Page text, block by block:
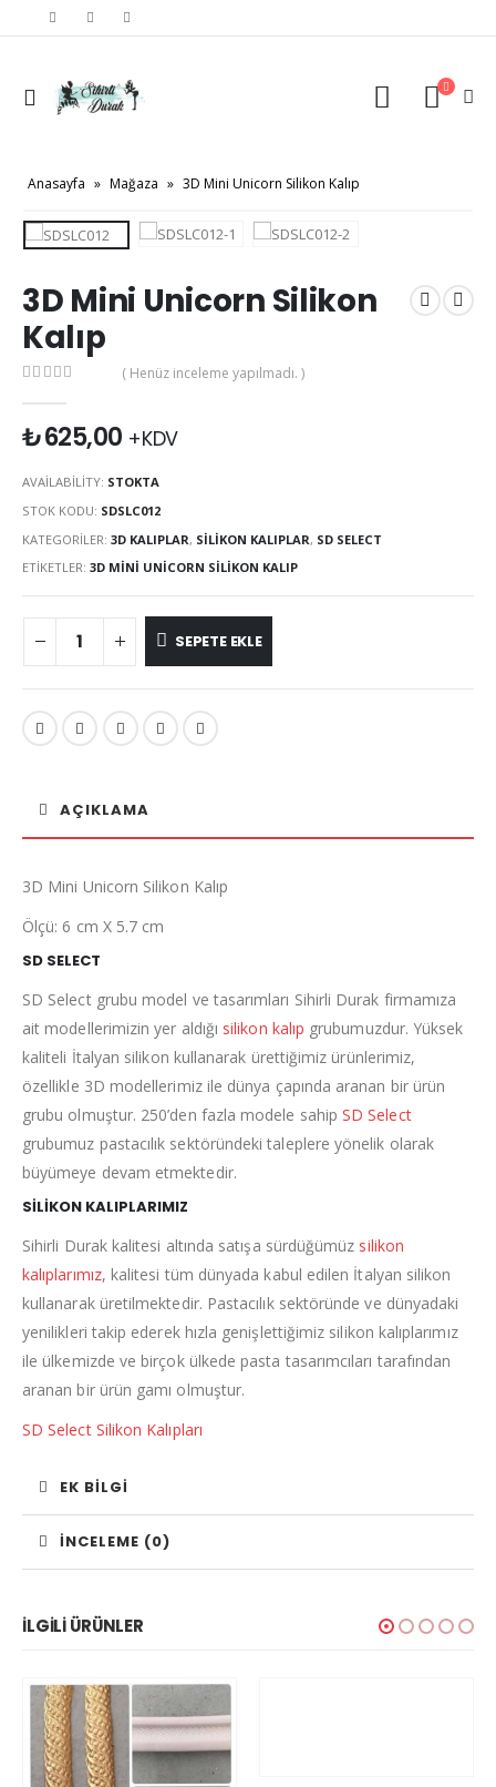
Anasayfa » Mağaza » 3D Mini Unicorn Silikon Kalıp
3D Mini Unicorn Silikon
Kalıp
( Henüz inceleme yapılmadı. )
₺625,00 +KDV
AVAILABILITY: STOKTA
STOK KODU: SDSLC012
KATEGORILER: 3D KALIPLAR, SILIKON KALIPLAR, SD SELECT
ETIKETLER: 3D MINI UNICORN SILIKON KALIP
SEPETE EKLE
AÇIKLAMA
3D Mini Unicorn Silikon Kalıp
Ölçü: 6 cm X 5.7 cm
SD SELECT
SD Select grubu model ve tasarımları Sihirli Durak firmamıza
ait modellerimizin yer aldığı silikon kalıp grubumuzdur. Yüksek
kaliteli İtalyan silikon kullanarak ürettiğimiz ürünlerimiz,
özellikle 3D modellerimiz ile dünya çapında aranan bir ürün
grubu olmuştur. 250’den fazla modele sahipSD Select
grubumuz pastacılık sektöründeki taleplere yönelik olarak
büyümeye devam etmektedir.
SİLİKON KALIPLARIMIZ
Sihirli Durak kalitesi altında satışa sürdüğümüz silikon
kalıplarımız, kalitesi tüm dünyada kabul edilen İtalyan silikon
kullanarak üretilmektedir. Pastacılık sektöründe ve dünyadaki
yenilikleri takip ederek hızla genişlettiğimiz silikon kalıplarımız
ile ülkemizde ve birçok ülkede pasta tasarımcıları tarafından
aranan bir ürün gamı olmuştur.
SD Select Silikon Kalıpları
EK BILGI
İNCELEME (0)
İLGILI ÜRÜNLER